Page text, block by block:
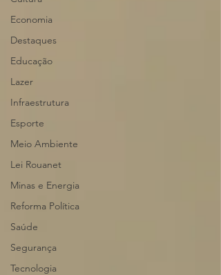
Economia
Destaques
Educação
Lazer
Infraestrutura
Esporte
Meio Ambiente
Lei Rouanet
Minas e Energia
Reforma Política
Saúde
Segurança
Tecnologia